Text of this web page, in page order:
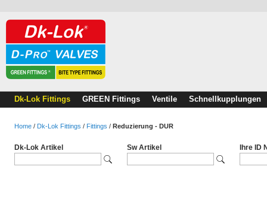
Dk-Lok Fittings GREEN Fittings Ventile Schnellkupplungen
Home / Dk-Lok Fittings / Fittings / Reduzierung - DUR
Dk-Lok Artikel Sw Artikel Ihre ID